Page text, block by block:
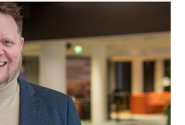
viestejä sekä
keinoja hyödyntäviä